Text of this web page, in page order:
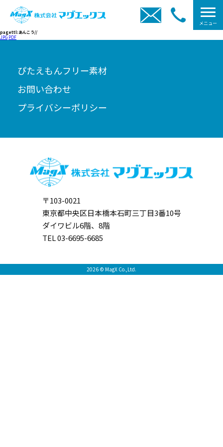
メニュー
pagettl:あんこう//
JPG PDF
ぴたえもんフリー素材
お問い合わせ
プライバシーポリシー
〒103-0021
東京都中央区日本橋本石町三丁目3番10号
ダイワビル6階、8階
TEL 03-6695-6685
2026 © MagX Co.,Ltd.